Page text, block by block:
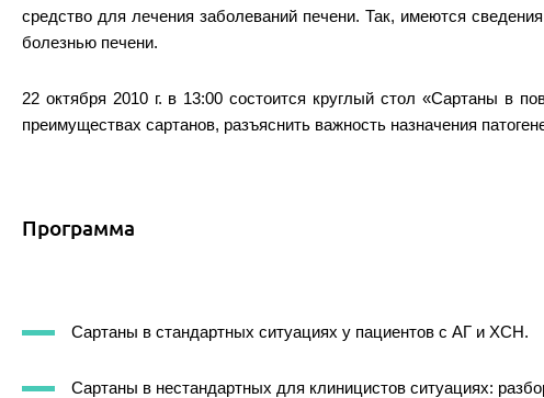
средство для лечения заболеваний печени. Так, имеются
болезнью печени.
22 октября 2010 г. в 13:00 состоится круглый стол «Сартаны в
преимуществах сартанов, разъяснить важность назначения
Программа
Сартаны в стандартных ситуациях у пациентов с АГ и ХСН.
Сартаны в нестандартных для клиницистов ситуациях: